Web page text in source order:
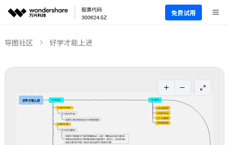
免费试用
导图社区 好学才能上进